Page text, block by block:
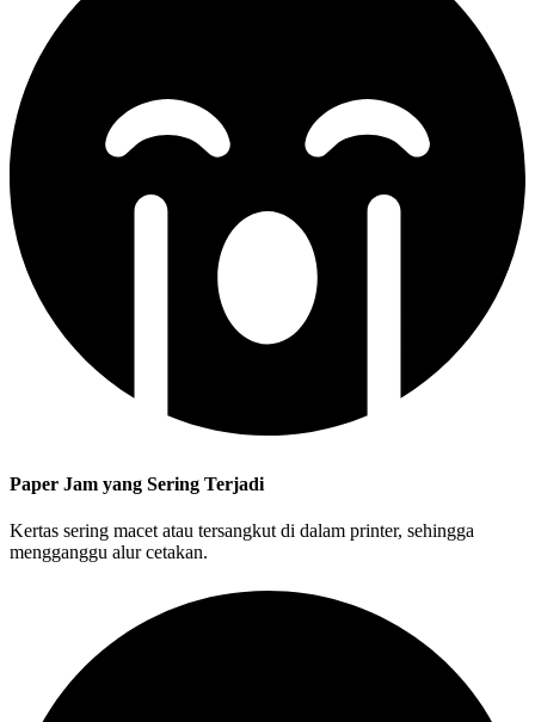
Paper Jam yang Sering Terjadi
Kertas sering macet atau tersangkut di dalam printer, sehingga
mengganggu alur cetakan.